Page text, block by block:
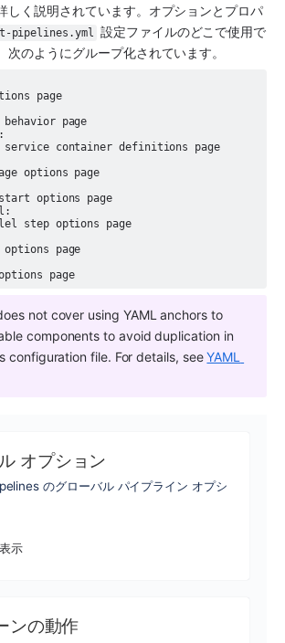
しく説明されています。オプションとプロパ
pipelines.yml
設定ファイルのどこで使用で
次のようにグループ化されています。
  Global options page
  Cache and service container definitions page
      Parallel step options page
page
not cover using YAML anchors to
components to avoid duplication in
configuration file. For details, see YAML
オプション
のグローバル パイプライン オプシ
示
ンの動作